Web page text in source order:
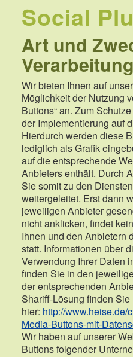
Social
Art und
Wir bieten Ihnen auf
Möglichkeit der Nutzung
Buttons“ an. Zum
der Implementierung auf
Hierdurch werden diese
lediglich als Grafik
auf die entsprechende
Anbieters enthält. Durch
Sie somit zu den
weitergeleitet. Erst dann
jeweiligen Anbieter
nicht anklicken, findet
Ihnen und den Anbietern
statt. Informationen über
Verwendung Ihrer Daten
finden Sie in den
der entsprechenden
Shariff-Lösung finden Sie
hier: http://www.heise.de/
Media-Buttons-mit-
Wir haben auf unserer
Buttons folgender